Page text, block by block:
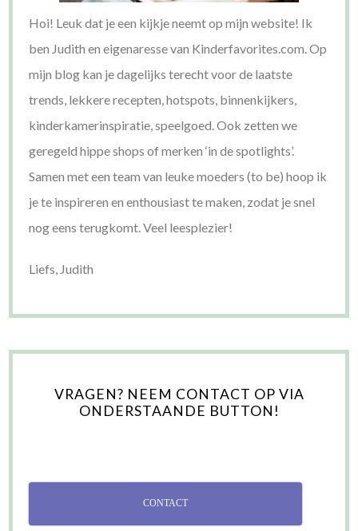
Hoi! Leuk dat je een kijkje neemt op mijn website! Ik
ben Judith en eigenaresse van Kinderfavorites.com. Op
mijn blog kan je dagelijks terecht voor de laatste
trends, lekkere recepten, hotspots, binnenkijkers,
kinderkamerinspiratie, speelgoed. Ook zetten we
geregeld hippe shops of merken ‘in de spotlights’.
Samen met een team van leuke moeders (to be) hoop ik
je te inspireren en enthousiast te maken, zodat je snel
nog eens terugkomt. Veel leesplezier!
Liefs, Judith
VRAGEN? NEEM CONTACT OP VIA
ONDERSTAANDE BUTTON!
CONTACT